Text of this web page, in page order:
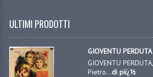
ULTIMI PRODOTTI
GIOVENTU PERDUTA
GIOVENTU PERDUTA,
Pietro...di piï¿½